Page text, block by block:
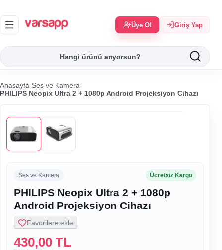
Üye Ol Giriş Yap
Anasayfa-Ses ve Kamera-
PHILIPS Neopix Ultra 2 + 1080p Android Projeksiyon Cihazı
Ses ve Kamera Ücretsiz Kargo
PHILIPS Neopix Ultra 2 + 1080p
Android Projeksiyon Cihazı
Favorilere ekle
430,00 TL